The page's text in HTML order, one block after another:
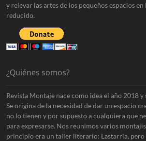
y relevar las artes de los pequeños espacios en
reducido.
¿Quiénes somos?
Revista Montaje nace como idea el año 2018 y
Se origina de la necesidad de dar un espacio
no lo tienen y por supuesto a cualquiera que
para expresarse. Nos reunimos varios
principio era un taller literario: Lastarria, pero